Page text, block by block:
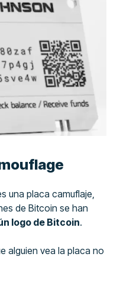
una placa camuflaje,
de Bitcoin se han
logo de Bitcoin.
alguien vea la placa no